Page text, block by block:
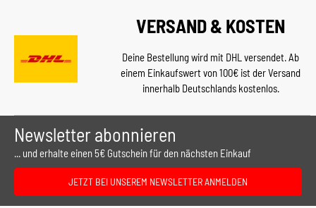
VERSAND & KOSTEN
Deine Bestellung wird mit DHL versendet. Ab
einem Einkaufswert von 100€ ist der Versand
innerhalb Deutschlands kostenlos.
Newsletter abonnieren
... und erhalte einen 5€ Gutschein für den nächsten Einkauf
JETZT BEI UNSEREM NEWSLETTER ANMELDEN